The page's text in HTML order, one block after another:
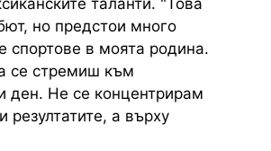
таланти. "Това
но предстои много
спортове в моята родина.
се стремиш към
ден. Не се концентрирам
резултатите, а върху